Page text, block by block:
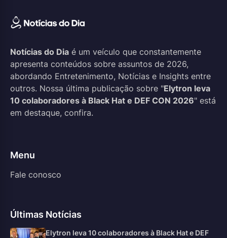
Notícias do Dia é um veículo que constantemente
apresenta conteúdos sobre assuntos de 2026,
abordando Entretenimento, Notícias e Insights entre
outros. Nossa última publicação sobre "Elytron leva
10 colaboradores à Black Hat e DEF CON 2026" está
em destaque, confira.
Menu
Fale conosco
Últimas Notícias
Elytron leva 10 colaboradores à Black Hat e DEF